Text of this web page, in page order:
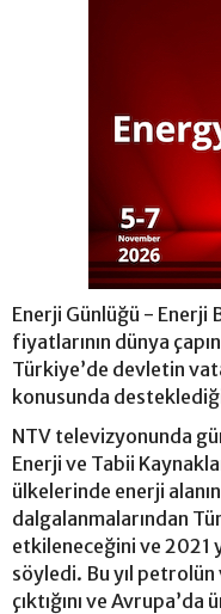
Enerji Günlüğü - Enerji
fiyatlarının dünya
Türkiye’de devletin
konusunda
NTV televizyonunda
Enerji ve Tabii
ülkelerinde enerji
dalgalanmalarından
etkileneceğini ve 2021
söyledi. Bu yıl petrolün
çıktığını ve